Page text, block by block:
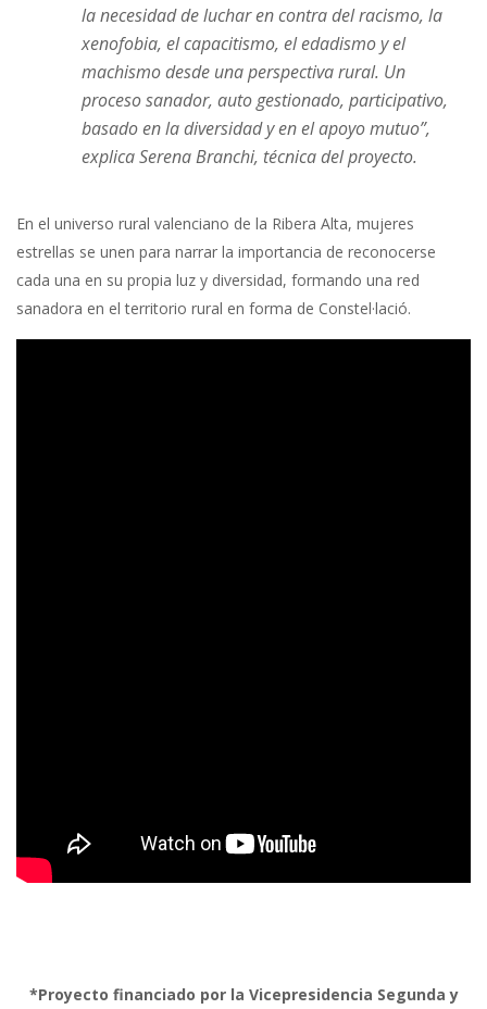
la necesidad de luchar en contra del racismo, la
xenofobia, el capacitismo, el edadismo y el
machismo desde una perspectiva rural. Un
proceso sanador, auto gestionado, participativo,
basado en la diversidad y en el apoyo mutuo”,
explica Serena Branchi, técnica del proyecto.
En el universo rural valenciano de la Ribera Alta, mujeres
estrellas se unen para narrar la importancia de reconocerse
cada una en su propia luz y diversidad, formando una red
sanadora en el territorio rural en forma de Constel·lació.
*Proyecto financiado por la Vicepresidencia Segunda y